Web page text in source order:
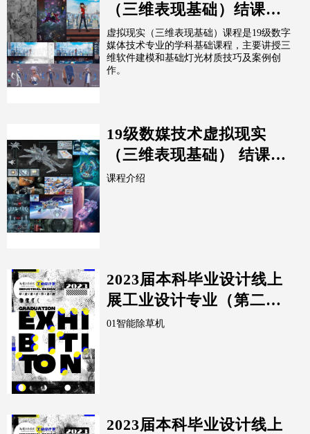
（三维表现基础）结课优
秀作品展示(Ⅱ)
虚拟现实（三维表现基础）课程是19级数字
媒体技术专业的学科基础课程，主要讲授三
维软件建模和基础灯光材质技巧及案例创
作。
19级数媒技术虚拟现实
（三维表现基础） 结课优
秀作品展示
课程介绍
2023届本科毕业设计线上
展工业设计专业（第二
期）
01智能除草机
2023届本科毕业设计线上